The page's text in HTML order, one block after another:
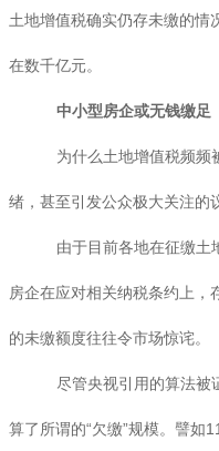
土地增值税确实仍存未缴的情
在数千亿元。
中小型房企或无钱缴足
为什么土地增值税频频
绪，甚至引发公众极大关注的
由于目前各地在征缴土
房企在应对相关纳税条约上，
的未缴额度往往令市场惊诧。
尽管央视引用的算法被
算了所谓的“欠缴”规模。譬如